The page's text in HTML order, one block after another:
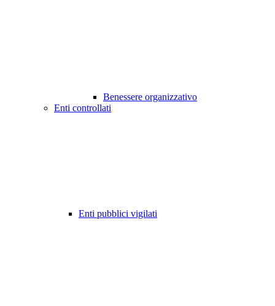
Benessere organizzativo
Enti controllati
Enti pubblici vigilati